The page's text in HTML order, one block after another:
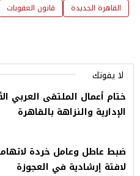
القاهرة الجديدة
قانون العقوبات
لا يفوتك
ختام أعمال الملتقى العربي
الإدارية والنزاهة بالقاهرة
ضبط عاطل وعامل خردة
لافتة إرشادية في العجوزة